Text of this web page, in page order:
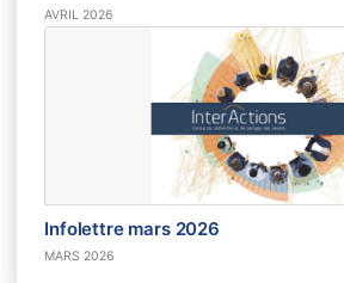
AVRIL 2026
Infolettre mars 2026
MARS 2026